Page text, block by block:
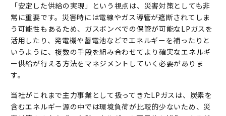
「安定した供給の実現」という視点は、災害対策としても非
常に重要です。災害時には電線やガス導管が遮断されてしま
う可能性もあるため、ガスボンベでの保管が可能なLPガスを
活用したり、発電機や蓄電池などでエネルギーを補ったりと
いうように、複数の手段を組み合わせてより確実なエネルギ
ー供給が行える方法をマネジメントしていく必要がありま
す。
当社がこれまで主力事業として扱ってきたLPガスは、炭素を
含むエネルギー源の中では環境負荷が比較的少ないため、災